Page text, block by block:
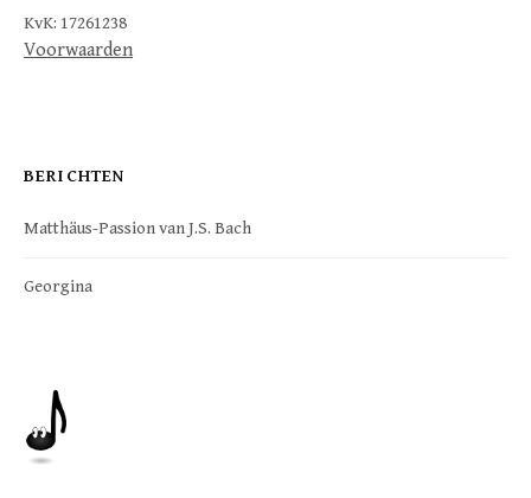
KvK: 17261238
Voorwaarden
BERICHTEN
Matthäus-Passion van J.S. Bach
Georgina